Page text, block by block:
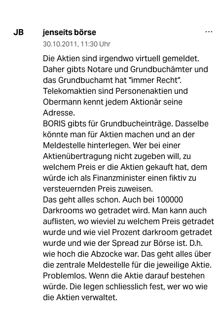
JB jenseits börse
30.10.2011, 11:30 Uhr
Die Aktien sind irgendwo virtuell gemeldet.
Daher gibts Notare und Grundbuchämter und
das Grundbuchamt hat "immer Recht".
Telekomaktien sind Personenaktien und
Obermann kennt jedem Aktionär seine
Adresse.
BORIS gibts für Grundbucheinträge. Dasselbe
könnte man für Aktien machen und an der
Meldestelle hinterlegen. Wer bei einer
Aktienübertragung nicht zugeben will, zu
welchem Preis er die Aktien gekauft hat, dem
würde ich als Finanzminister einen fiktiv zu
versteuernden Preis zuweisen.
Das geht alles schon. Auch bei 100000
Darkrooms wo getradet wird. Man kann auch
auflisten, wo wieviel zu welchem Preis getradet
wurde und wie viel Prozent darkroom getradet
wurde und wie der Spread zur Börse ist. D.h.
wie hoch die Abzocke war. Das geht alles über
die zentrale Meldestelle für die jeweilige Aktie.
Problemlos. Wenn die Aktie darauf bestehen
würde. Die legen schliesslich fest, wer wo wie
die Aktien verwaltet.